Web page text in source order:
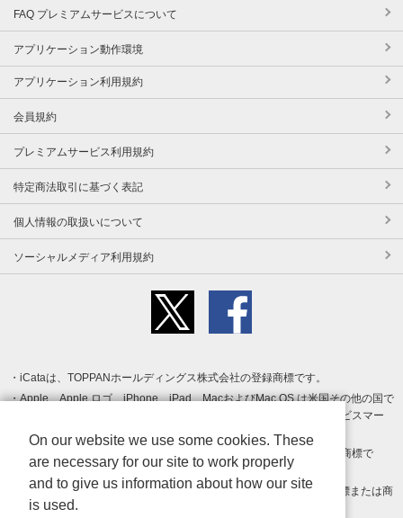
FAQ プレミアムサービスについて
アプリケーション動作環境
アプリケーション利用規約
会員規約
プレミアムサービス利用規約
特定商法取引に基づく表記
個人情報の取扱いについて
ソーシャルメディア利用規約
iCataは、TOPPANホールディングス株式会社の登録商標です。
Apple、Apple ロゴ、iPhone、iPad、MacおよびMac OS は米国その他の国で
登録された Apple Inc. の商標です。App Store は Apple Inc. のサービスマー
クです。
Android、Google Play および Google Play ロゴ は Google LLC の商標で
す。
Windows は Microsoft Inc.の米国およびその他の国における登録商標または商
標です。
On our website we use some cookies. These
are necessary for our site to work properly
and to give us information about how our site
is used.